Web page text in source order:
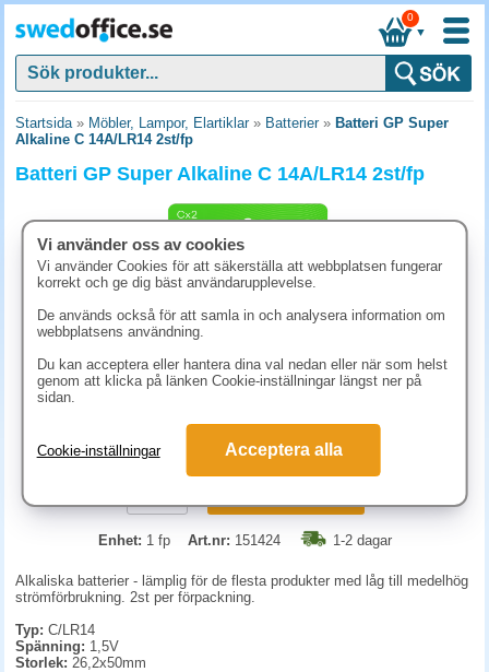
▼
0
Startsida» Möbler, Lampor, Elartiklar» Batterier» Batteri GP Super
Alkaline C 14A/LR14 2st/fp
Batteri GP Super Alkaline C 14A/LR14 2st/fp
65 kr (inkl. moms)
Enhet: 1 fp Art.nr: 151424 1-2 dagar
Alkaliska batterier - lämplig för de flesta produkter med låg till medelhög
strömförbrukning. 2st per förpackning.
Typ: C/LR14
Spänning: 1,5V
Storlek: 26,2x50mm
Vi använder oss av cookies
Vi använder Cookies för att säkerställa att webbplatsen fungerar
korrekt och ge dig bäst användarupplevelse.
De används också för att samla in och analysera information om
webbplatsens användning.
Du kan acceptera eller hantera dina val nedan eller när som helst
genom att klicka på länken Cookie-inställningar längst ner på
sidan.
Cookie-inställningar Acceptera alla